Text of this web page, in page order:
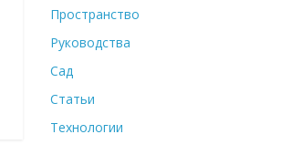
Пространство
Руководства
Сад
Статьи
Технологии